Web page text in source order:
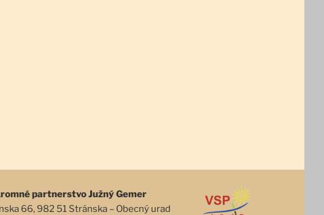
partnerstvo Južný Gemer
66, 982 51 Stránska – Obecný urad